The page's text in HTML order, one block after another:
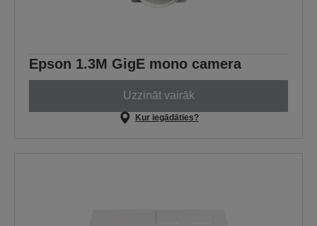
Epson 1.3M GigE mono camera
Uzzināt vairāk
Kur iegādāties?